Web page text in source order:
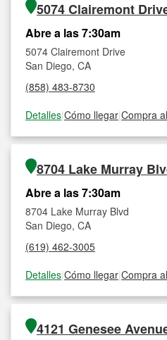
5074 Clairemont
Abre a las 7:30am
5074 Clairemont Drive
San Diego, CA
(858) 483-8730
Detalles|Cómo llegar|Compra
8704 Lake Murray
Abre a las 7:30am
8704 Lake Murray Blvd
San Diego, CA
(619) 462-3005
Detalles|Cómo llegar|Compra
4121 Genesee